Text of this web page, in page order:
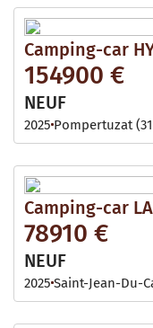
Camping-car
154900 €
NEUF
2025 Pompertuzat
Camping-car
78910 €
NEUF
2025 Saint-Jean-Du-